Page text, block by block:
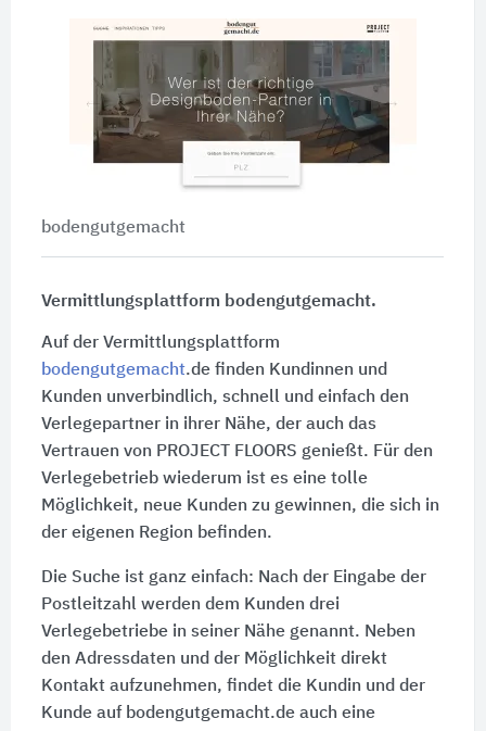
bodengutgemacht
Vermittlungsplattform bodengutgemacht.
Auf der Vermittlungsplattform
bodengutgemacht.de finden Kundinnen und
Kunden unverbindlich, schnell und einfach den
Verlegepartner in ihrer Nähe, der auch das
Vertrauen von PROJECT FLOORS genießt. Für den
Verlegebetrieb wiederum ist es eine tolle
Möglichkeit, neue Kunden zu gewinnen, die sich in
der eigenen Region befinden.
Die Suche ist ganz einfach: Nach der Eingabe der
Postleitzahl werden dem Kunden drei
Verlegebetriebe in seiner Nähe genannt. Neben
den Adressdaten und der Möglichkeit direkt
Kontakt aufzunehmen, findet die Kundin und der
Kunde auf bodengutgemacht.de auch eine